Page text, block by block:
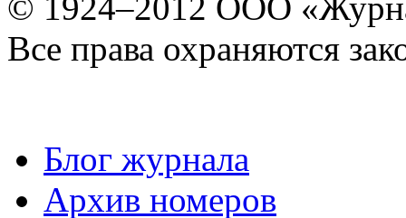
© 1924–2012 ООО
Все права охраняются
Блог журнала
Архив номеров